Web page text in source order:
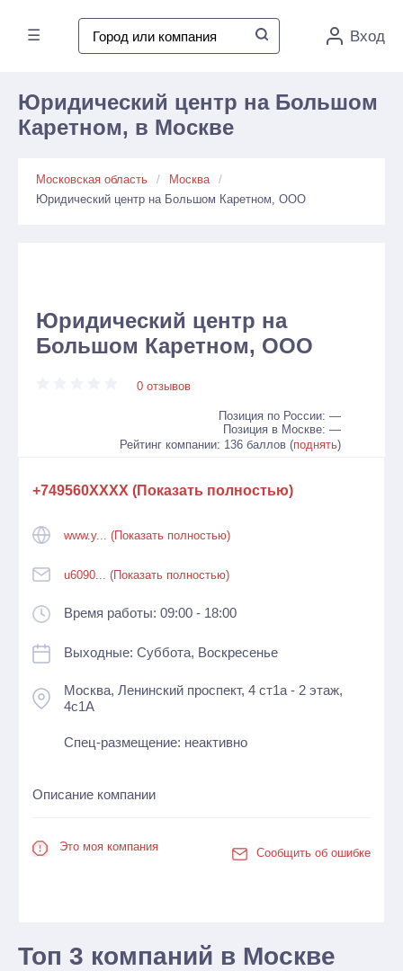
☰ Вход
Юридический центр на Большом
Каретном, в Москве
Московская область
Москва
Юридический центр на Большом Каретном, ООО
Юридический центр на
Большом Каретном, ООО
0 отзывов
Позиция по России: —
Позиция в Москве: —
Рейтинг компании: 136 баллов (поднять)
+749560XXXX (Показать полностью)
www.y... (Показать полностью)
u6090... (Показать полностью)
Время работы: 09:00 - 18:00
Выходные: Суббота, Воскресенье
Москва, Ленинский проспект, 4 ст1а - 2 этаж,
4с1А
Спец-размещение: неактивно
Описание компании
Это моя компания Сообщить об ошибке
Топ 3 компаний в Москве